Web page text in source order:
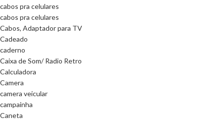
cabos pra celulares
cabos pra celulares
Cabos, Adaptador para TV
Cadeado
caderno
Caixa de Som/ Radio Retro
Calculadora
Camera
camera veicular
campainha
Caneta